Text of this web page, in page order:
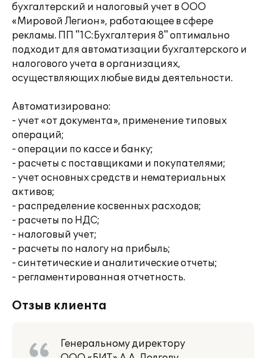
бухгалтерский и налоговый учет в ООО
«Мировой Легион», работающее в сфере
рекламы. ПП "1C:Бухгалтерия 8" оптимально
подходит для автоматизации бухгалтерского и
налогового учета в организациях,
осуществляющих любые виды деятельности.
Автоматизировано:
- учет «от документа», применение типовых
операций;
- операции по кассе и банку;
- расчеты с поставщиками и покупателями;
- учет основных средств и нематериальных
активов;
- распределение косвенных расходов;
- расчеты по НДС;
- налоговый учет;
- расчеты по налогу на прибыль;
- синтетические и аналитические отчеты;
- регламентированная отчетность.
Отзыв клиента
Генеральному директору